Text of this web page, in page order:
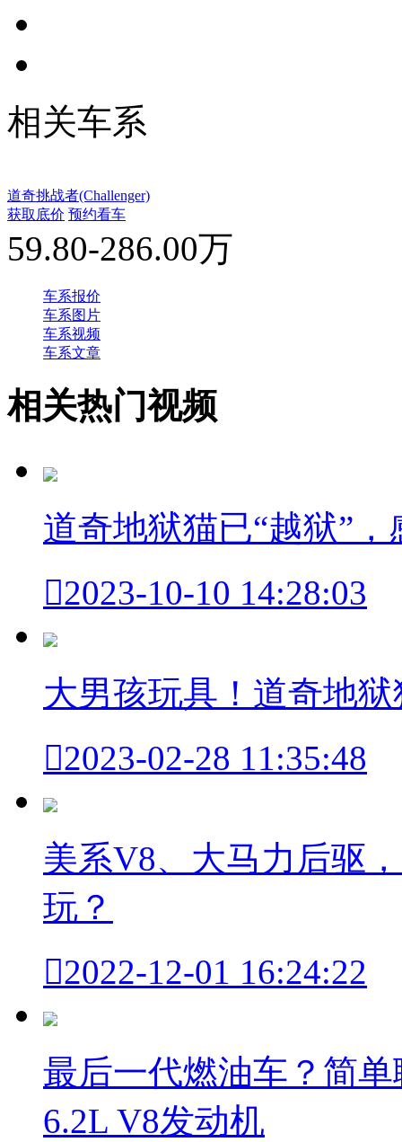
相关车系
道奇挑战者(Challenger)
获取底价 预约看车
59.80-286.00万
车系报价
车系图片
车系视频
车系文章
相关热门视频
道奇地狱猫已“越狱”
2023-10-10 14:28:03
大男孩玩具！道奇地
2023-02-28 11:35:48
美系V8、大马力后驱
玩？
2022-12-01 16:24:22
最后一代燃油车？简
6.2L V8发动机